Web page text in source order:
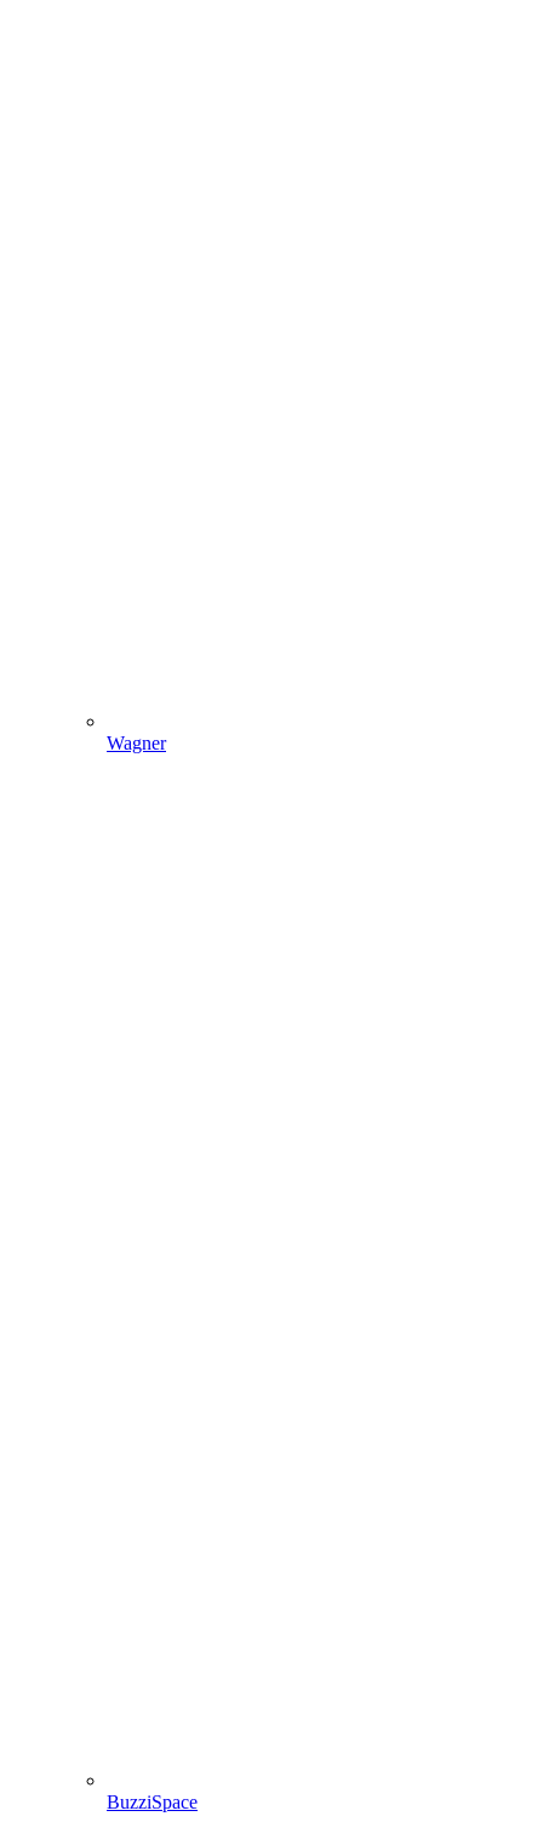
Wagner
BuzziSpace